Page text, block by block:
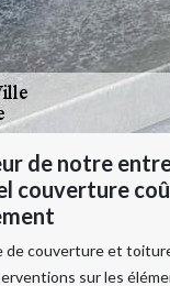
de notre
couverture
de couverture et
sur les